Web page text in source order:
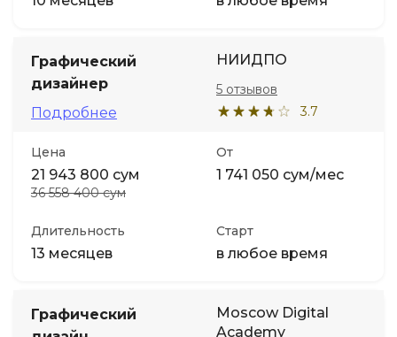
Графический
дизайнер
Подробнее
НИИДПО
3.7
5 отзывов
Цена
21 943 800 сум
36 558 400 сум
От
1 741 050 сум/мес
Длительность
13 месяцев
Старт
в любое время
Графический
Moscow Digital
Academy